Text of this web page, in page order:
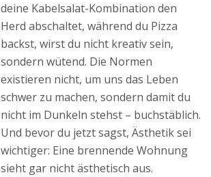
deine Kabelsalat-Kombination den
Herd abschaltet, während du Pizza
backst, wirst du nicht kreativ sein,
sondern wütend. Die Normen
existieren nicht, um uns das Leben
schwer zu machen, sondern damit du
nicht im Dunkeln stehst – buchstäblich.
Und bevor du jetzt sagst, Ästhetik sei
wichtiger: Eine brennende Wohnung
sieht gar nicht ästhetisch aus.